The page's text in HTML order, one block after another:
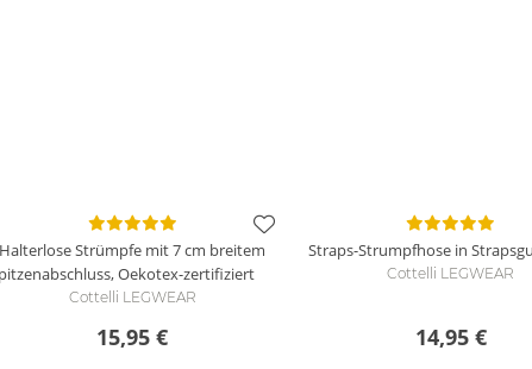
Halterlose Strümpfe mit 7 cm breitem
Oekotex-zertifiziert
Cottelli LEGWEAR
15,95 €
Straps-Strumpfhose in
Cottelli LEGWEAR
14,95 €